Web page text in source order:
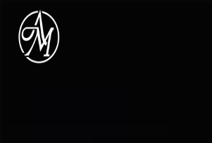
Panneau de gestion des cookies